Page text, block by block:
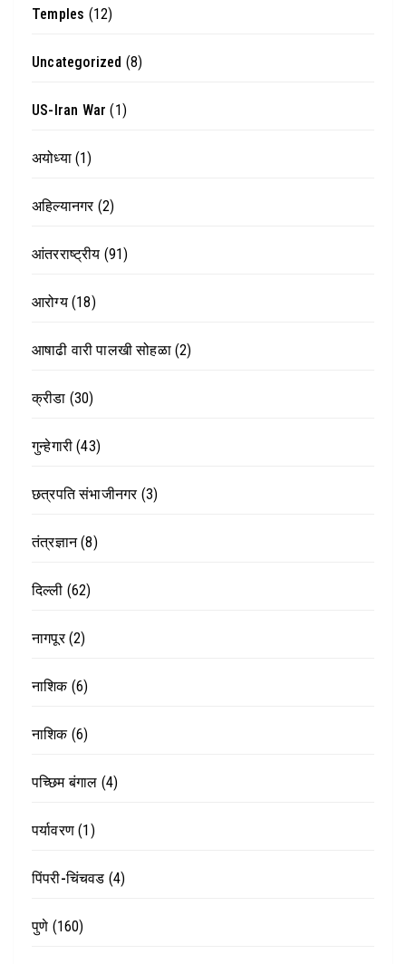
Temples (12)
Uncategorized (8)
US-Iran War (1)
अयोध्या(1)
अहिल्यानगर(2)
आंतरराष्ट्रीय (91)
आरोग्य(18)
आषाढी वारी पालखी सोहळा(2)
क्रीडा (30)
गुन्हेगारी (43)
छत्रपति संभाजीनगर(3)
तंत्रज्ञान(8)
दिल्ली (62)
नागपूर(2)
नाशिक(6)
नाशिक(6)
पच्छिम बंगाल (4)
पर्यावरण (1)
पिंपरी-चिंचवड (4)
पुणे (160)